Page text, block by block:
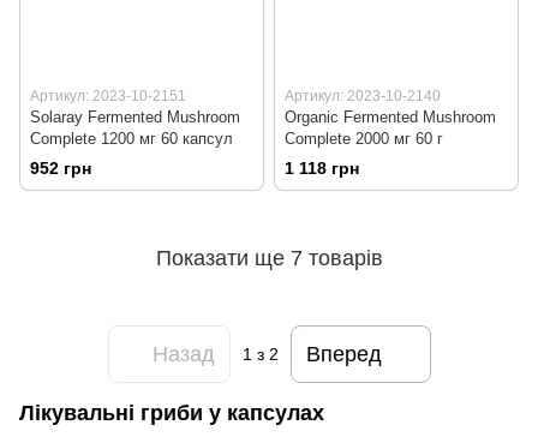
Артикул: 2023-10-2151
Solaray Fermented Mushroom
Complete 1200 мг 60 капсул
952 грн
Артикул: 2023-10-2140
Organic Fermented Mushroom
Complete 2000 мг 60 г
1 118 грн
Показати ще 7 товарів
Назад 1з 2 Вперед
Лікувальні гриби у капсулах